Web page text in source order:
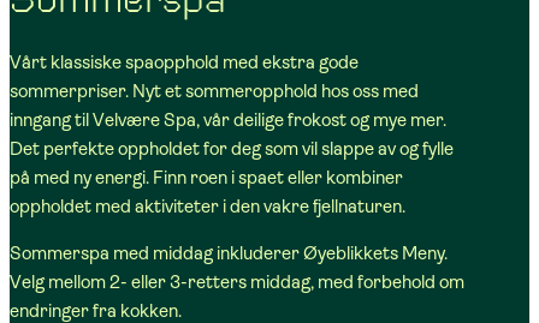
Vårt klassiske spaopphold med ekstra gode
sommerpriser. Nyt et sommeropphold hos oss med
inngang til Velvære Spa, vår deilige frokost og mye mer.
Det perfekte oppholdet for deg som vil slappe av og fylle
på med ny energi. Finn roen i spaet eller kombiner
oppholdet med aktiviteter i den vakre fjellnaturen.
Sommerspa med middag inkluderer Øyeblikkets Meny.
Velg mellom 2- eller 3-retters middag, med forbehold om
endringer fra kokken.